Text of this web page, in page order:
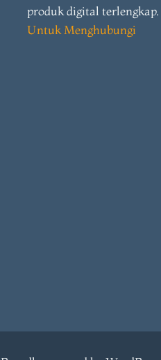
produk digital terlengkap.
Untuk Menghubungi